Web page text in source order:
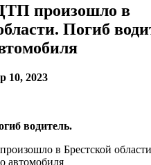
произошло в
Погиб
10, 2023
водитель.